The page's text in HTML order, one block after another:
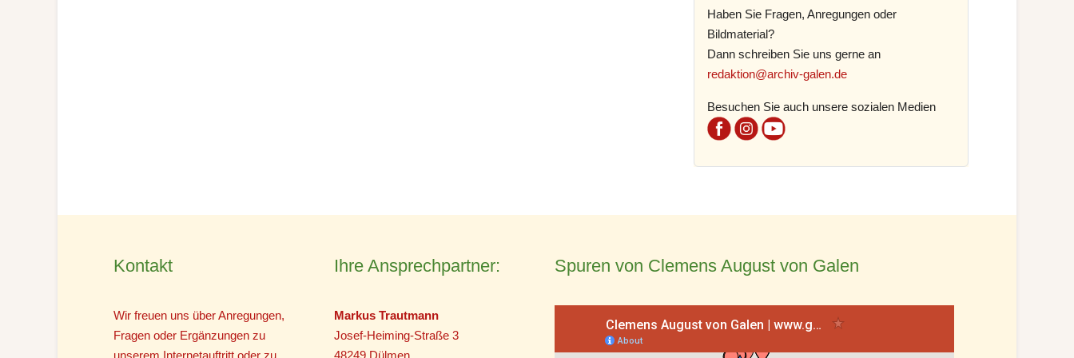
Haben Sie Fragen, Anregungen oder
Bildmaterial?
Dann schreiben Sie uns gerne an
redaktion@archiv-galen.de
Besuchen Sie auch unsere sozialen Medien
Kontakt
Wir freuen uns über Anregungen,
Fragen oder Ergänzungen zu
unserem Internetauftritt oder zu
Ihre Ansprechpartner:
Markus Trautmann
Josef-Heiming-Straße 3
48249 Dülmen
Spuren von Clemens August von Galen